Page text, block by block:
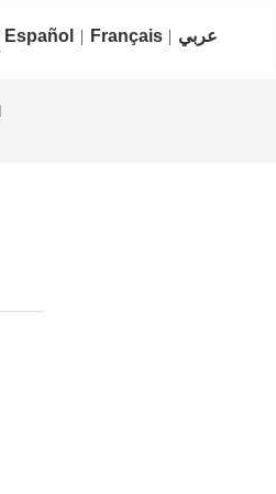
Español Français عربي